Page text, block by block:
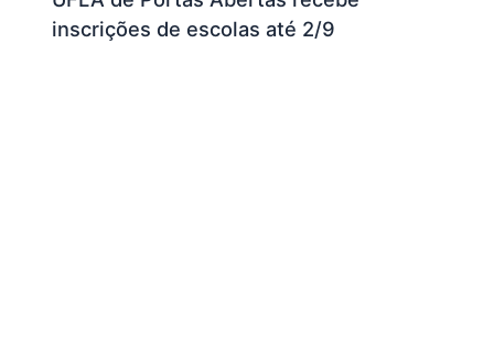
inscrições de escolas até 2/9